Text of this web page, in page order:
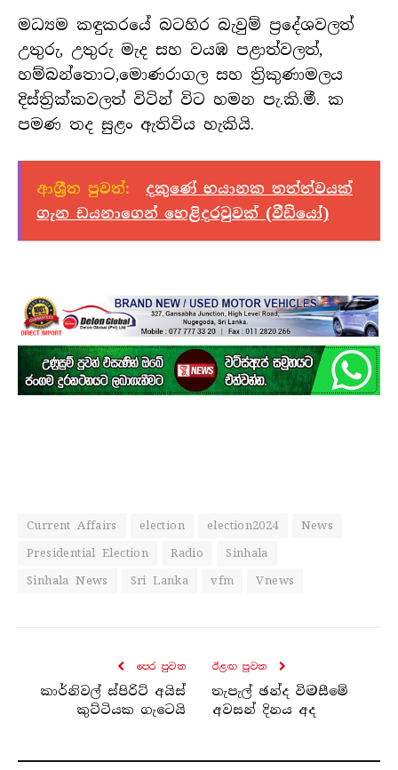
මධ්‍යම කඳුකරයේ බටහිර බැවුම් ප්‍රදේශවලත්
උතුරු, උතුරු මැද සහ වයඹ පළාත්වලත්,
හම්බන්තොට,මොණරාගල සහ ත්‍රිකුණාමලය
දිස්ත්‍රික්කවලත් විටින් විට හමන පැ.කි.මී. ක
පමණ තද සුළං ඇතිවිය හැකියි.
ආශ්‍රීත පුවත්:
දකුණේ භයානක තත්ත්වයක්
ගැන ඩයනාගෙන් හෙළිදරවුවක් (වීඩියෝ)
Current Affairs election election2024
News
Presidential Election
Radio
Sinhala
Sinhala News
Sri Lanka vfm Vnews
පෙර පුව​ත
කාර්නිවල් ස්පිරිට් අයිස්
කුට්ටියක ගැටෙයි
ඊළඟ පුව​ත
තැපැල් ඡන්ද විමසීමේ
අවසන් දිනය අද